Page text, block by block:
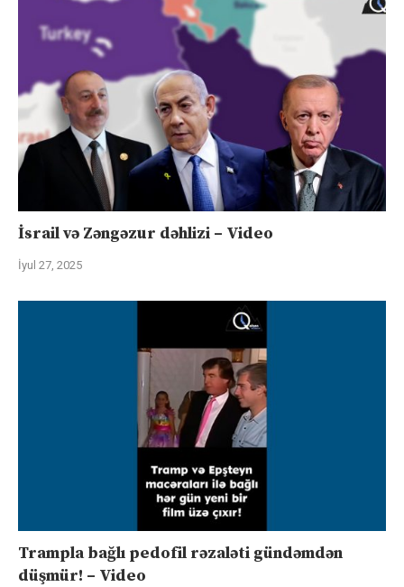
İsrail və Zəngəzur dəhlizi – Video
İyul 27, 2025
Trampla bağlı pedofil rəzaləti gündəmdən
düşmür! – Video